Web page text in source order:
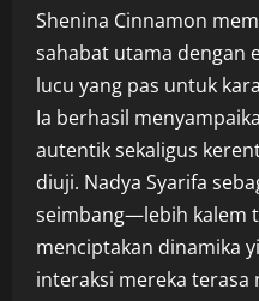
Shenina Cinnamon
sahabat utama dengan
lucu yang pas untuk
Ia berhasil
autentik sekaligus
diuji. Nadya Syarifa
seimbang—lebih kalem
menciptakan dinamika
interaksi mereka